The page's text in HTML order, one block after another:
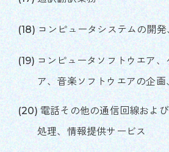
コンピュータシステムの開
コンピュータソフトウエア
ア、音楽ソフトウエアの企
電話その他の通信回線およ
処理、情報提供サービス